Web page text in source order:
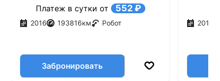
Платеж в сутки от 552 ₽
2016 193816км Робот
Забронировать
2017